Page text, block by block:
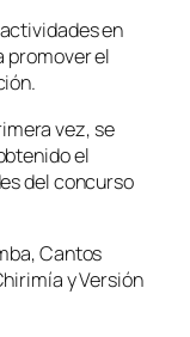
en
promover el
vez, se
el
del concurso
Cantos
y Versión